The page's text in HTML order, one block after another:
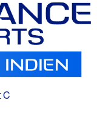
C